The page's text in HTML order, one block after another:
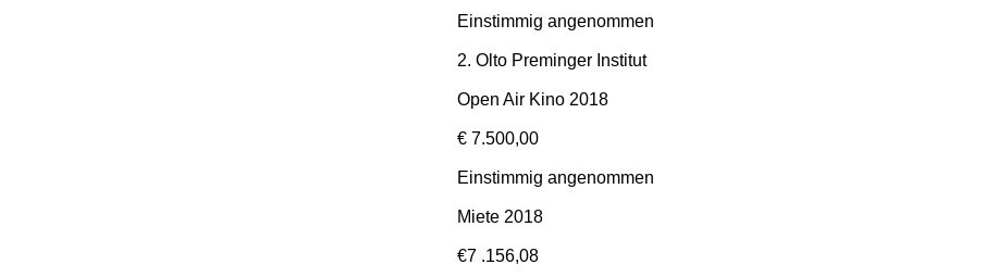
Einstimmig angenommen
2. Olto Preminger Institut
Open Air Kino 2018
€ 7.500,00
Einstimmig angenommen
Miete 2018
€7 .156,08